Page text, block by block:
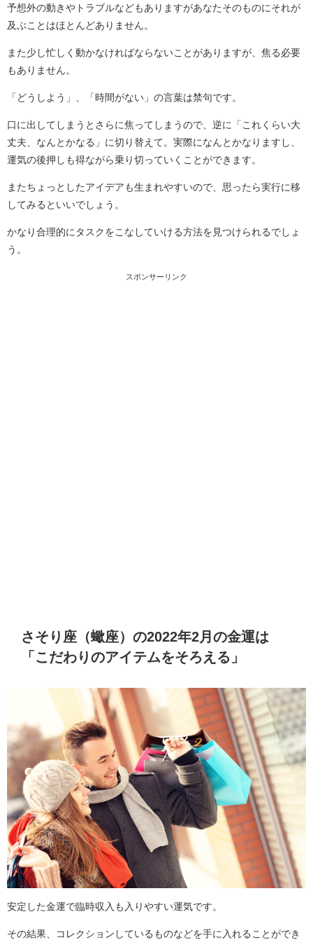
予想外の動きやトラブルなどもありますがあなたそのものにそれが
及ぶことはほとんどありません。
また少し忙しく動かなければならないことがありますが、焦る必要
もありません。
「どうしよう」、「時間がない」の言葉は禁句です。
口に出してしまうとさらに焦ってしまうので、逆に「これくらい大
丈夫、なんとかなる」に切り替えて。実際になんとかなりますし、
運気の後押しも得ながら乗り切っていくことができます。
またちょっとしたアイデアも生まれやすいので、思ったら実行に移
してみるといいでしょう。
かなり合理的にタスクをこなしていける方法を見つけられるでしょ
う。
スポンサーリンク
さそり座（蠍座）の2022年2月の金運は
「こだわりのアイテムをそろえる」
安定した金運で臨時収入も入りやすい運気です。
その結果、コレクションしているものなどを手に入れることができ